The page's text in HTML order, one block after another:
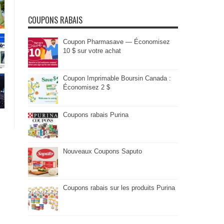
COUPONS RABAIS
Coupon Pharmasave — Économisez
10 $ sur votre achat
Coupon Imprimable Boursin Canada :
Économisez 2 $
Coupons rabais Purina
Nouveaux Coupons Saputo
Coupons rabais sur les produits Purina